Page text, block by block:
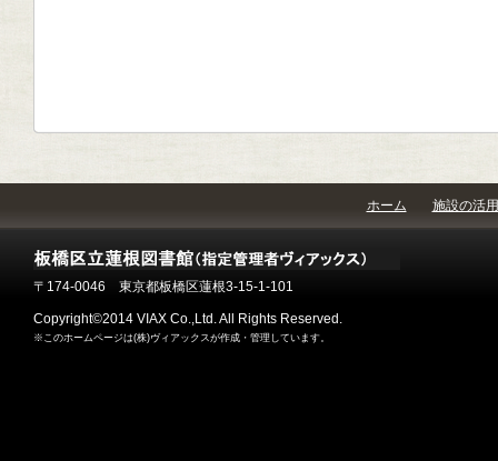
ホーム 施設の活用
〒174-0046 東京都板橋区蓮根3-15-1-101
Copyright©2014 VIAX Co.,Ltd. All Rights Reserved.
※このホームページは(株)ヴィアックスが作成・管理しています。